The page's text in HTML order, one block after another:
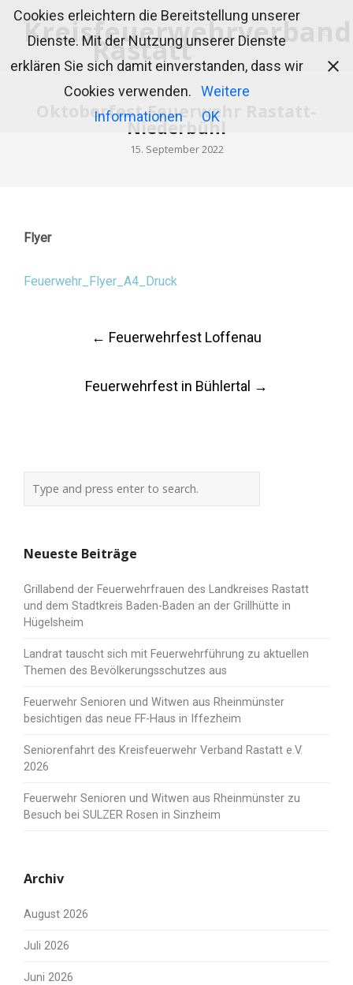
Oktoberfest Feuerwehr Rastatt-
Niederbühl
15. September 2022
Flyer
Feuerwehr_Flyer_A4_Druck
← Feuerwehrfest Loffenau
Feuerwehrfest in Bühlertal →
Neueste Beiträge
Grillabend der Feuerwehrfrauen des Landkreises Rastatt
und dem Stadtkreis Baden-Baden an der Grillhütte in
Hügelsheim
Landrat tauscht sich mit Feuerwehrführung zu aktuellen
Themen des Bevölkerungsschutzes aus
Feuerwehr Senioren und Witwen aus Rheinmünster
besichtigen das neue FF-Haus in Iffezheim
Seniorenfahrt des Kreisfeuerwehr Verband Rastatt e.V.
2026
Feuerwehr Senioren und Witwen aus Rheinmünster zu
Besuch bei SULZER Rosen in Sinzheim
Archiv
August 2026
Juli 2026
Juni 2026
Cookies erleichtern die Bereitstellung unserer
Dienste. Mit der Nutzung unserer Dienste
erklären Sie sich damit einverstanden, dass wir
Cookies verwenden.
Weitere
Informationen
OK